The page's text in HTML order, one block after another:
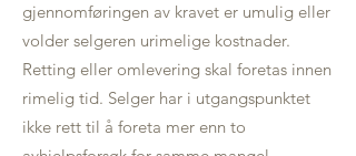
gjennomføringen av kravet er umulig eller
volder selgeren urimelige kostnader.
Retting eller omlevering skal foretas innen
rimelig tid. Selger har i utgangspunktet
ikke rett til å foreta mer enn to